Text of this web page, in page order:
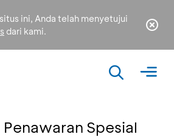
ini, Anda telah menyetujui
dari kami.
Spesial